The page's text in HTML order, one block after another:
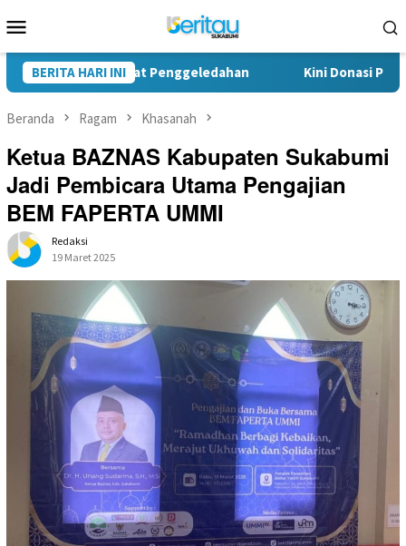
ke
Mobile
BERITA HARI INI
Saat Penggeledahan Kini Donasi Pakaian untuk
Beranda Ragam Khasanah
Ketua BAZNAS Kabupaten Sukabumi
Jadi Pembicara Utama Pengajian
BEM FAPERTA UMMI
Redaksi
19 Maret 2025